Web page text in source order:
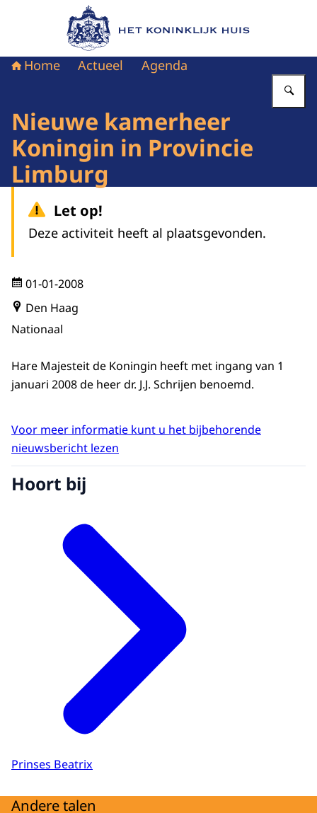
Naar de homepage van Het Koninklijk Huis
Home Actueel Agenda
Nieuwe kamerheer
Koningin in Provincie
Limburg
Let op!
Deze activiteit heeft al plaatsgevonden.
01-01-2008
Den Haag
Nationaal
Hare Majesteit de Koningin heeft met ingang van 1
januari 2008 de heer dr. J.J. Schrijen benoemd.
Voor meer informatie kunt u het bijbehorende
nieuwsbericht lezen
Hoort bij
Prinses Beatrix
Andere talen